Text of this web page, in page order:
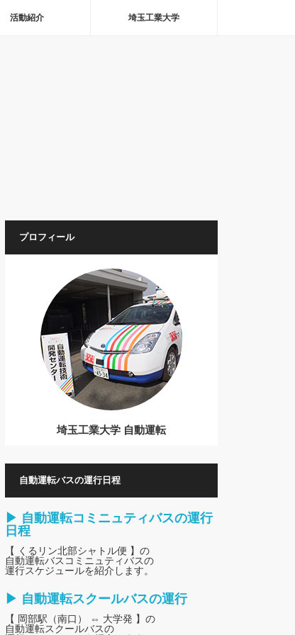
活動紹介 埼玉工業大学
プロフィール
埼玉工業大学 自動運転
自動運転バスの運行日程
▶ 自動運転コミニュティバスの運行
日程
【 くるリン北部シャトル便 】の
自動運転バスコミニュティバスの
運行スケジュールを紹介します。
▶ 自動運転スクールバスの運行
【 岡部駅（南口） ⇔ 大学発 】の
自動運転スクールバスの